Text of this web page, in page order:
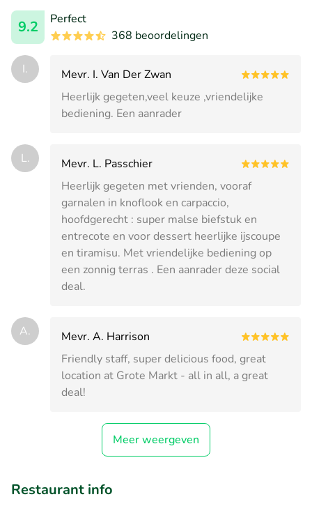
9.2
Perfect
368 beoordelingen
I.
Mevr. I. Van Der Zwan
Heerlijk gegeten,veel keuze ,vriendelijke
bediening. Een aanrader
L.
Mevr. L. Passchier
Heerlijk gegeten met vrienden, vooraf
garnalen in knoflook en carpaccio,
hoofdgerecht : super malse biefstuk en
entrecote en voor dessert heerlijke ijscoupe
en tiramisu. Met vriendelijke bediening op
een zonnig terras . Een aanrader deze social
deal.
A.
Mevr. A. Harrison
Friendly staff, super delicious food, great
location at Grote Markt - all in all, a great
deal!
Meer weergeven
Restaurant info